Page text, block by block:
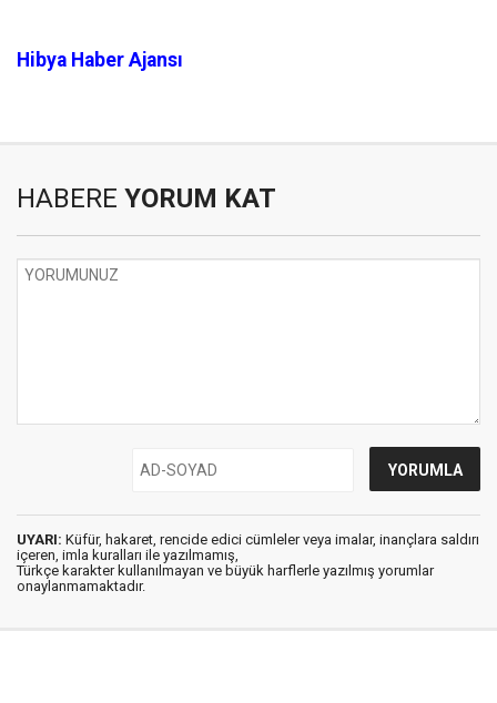
Hibya Haber Ajansı
HABERE YORUM KAT
UYARI: Küfür, hakaret, rencide edici cümleler veya imalar, inançlara saldırı
içeren, imla kuralları ile yazılmamış,
Türkçe karakter kullanılmayan ve büyük harflerle yazılmış yorumlar
onaylanmamaktadır.